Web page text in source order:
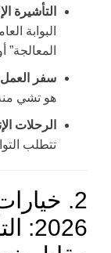
التأشيرة
البوابة
سفر
هو تشي منه
الرحلات
تتطلب
2.